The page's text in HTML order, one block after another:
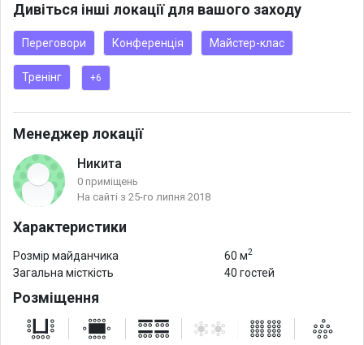
У вартість ВХОДИТЬ:
- телевізор 127 см діагональ
- комп'ютер
- радіомікрофон
- кондиціонер
- інтернет-радіо
- холодильник
- кулер
- скляний посуд.
ДОДАТКОВО оплачуються:
оренда кавоварки 300 грн.
Можна: їжа, чай, кава, молоко з собою.
Дивіться інші локації для вашого заходу
Переговори Конференція Майстер-клас
Тренінг +6
Менеджер локації
Никита
0 приміщень
На сайті з 25-го липня 2018
Характеристики
Розмір майданчика 60 м2
Загальна місткість 40 гостей
Розміщення